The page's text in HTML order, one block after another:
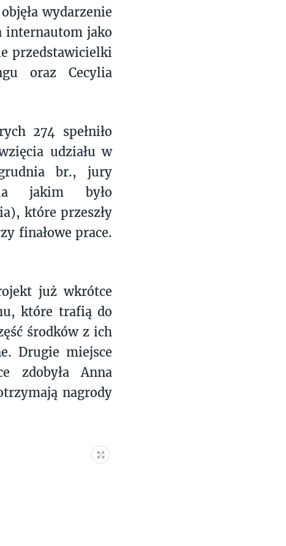
wydarzenie
internautom jako
przedstawicielki
oraz Cecylia
274 spełniło
udziału w
br., jury
jakim było
które przeszły
finałowe prace.
już wkrótce
które trafią do
środków z ich
Drugie miejsce
zdobyła Anna
nagrody